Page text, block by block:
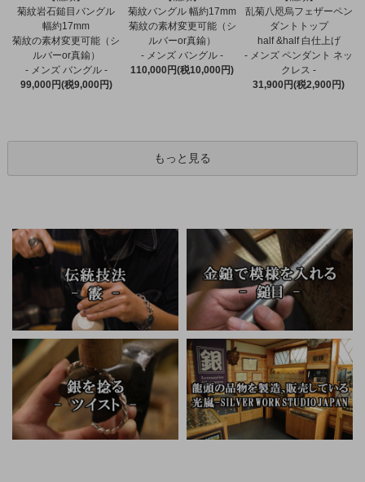
菊紋岩石鎚目バングル
幅約17mm
菊紋の素材変更可能（シ
ルバーor真鍮）
- メンズ バングル -
99,000円(税9,000円)
菊紋バングル 幅約17mm
菊紋の素材変更可能（シ
ルバーor真鍮）
- メンズ バングル -
110,000円(税10,000円)
乱菊八咫烏フェザーペン
ダントトップ
half &half 白仕上げ
- メンズ ペンダント ネッ
クレス -
31,900円(税2,900円)
もっと見る